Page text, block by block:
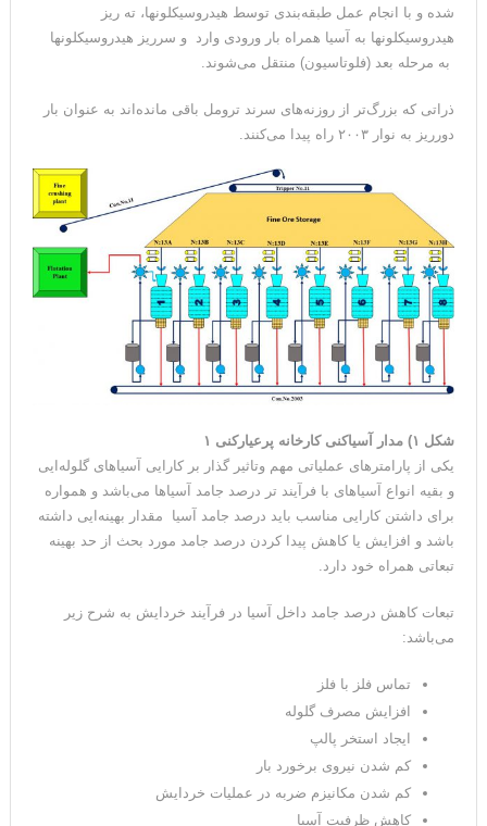
شده و با انجام عمل طبقه‌بندی توسط هیدروسیکلونها، ته ریز
هیدروسیکلونها به آسیا همراه بار ورودی وارد و سرریز هیدروسیکلونها
به مرحله بعد (فلوتاسیون) منتقل می‌شوند.
ذراتی که بزرگ‌تر از روزنه‌های سرند ترومل باقی مانده‌اند به عنوان بار
دورریز به نوار ۲۰۰۳ راه پیدا می‌کنند.
شکل ۱) مدار آسیاکنی کارخانه پرعیارکنی ۱
یکی از پارامترهای عملیاتی مهم وتاثیر گذار بر کارایی آسیاهای گلوله‌ایی
و بقیه انواع آسیاهای با فرآیند تر درصد جامد آسیا‌ها می‌باشد و همواره
برای داشتن کارایی مناسب باید درصد جامد آسیا مقدار بهینه‌ایی داشته
باشد و افزایش یا کاهش پیدا کردن درصد جامد مورد بحث از حد بهینه
تبعاتی همراه خود دارد.
تبعات کاهش درصد جامد داخل آسیا در فرآیند خردایش به شرح زیر
می‌باشد:
تماس فلز با فلز
افزایش مصرف گلوله
ایجاد استخر پالپ
کم شدن نیروی برخورد بار
کم شدن مکانیزم ضربه در عملیات خردایش
کاهش ظرفیت آسیا